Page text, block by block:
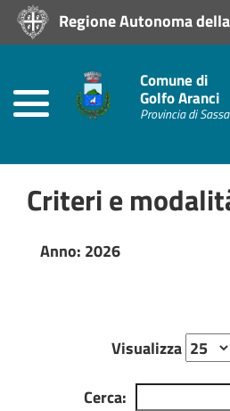
Regione Autonoma
Comune di
Golfo Aranci
Provincia di
Home
Prevenzione
alla
Corruzione
Amministrazione
Trasparente
Albo
Criteri e
Anno: 2026
Visualizza
Cerca: